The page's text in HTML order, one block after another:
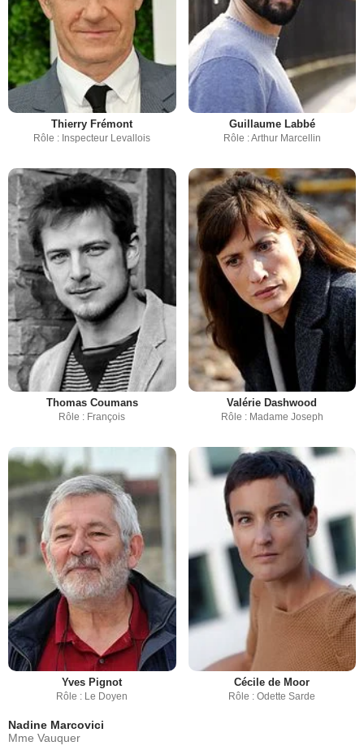
Thierry Frémont
Rôle : Inspecteur Levallois
Guillaume Labbé
Rôle : Arthur Marcellin
Thomas Coumans
Rôle : François
Valérie Dashwood
Rôle : Madame Joseph
Yves Pignot
Rôle : Le Doyen
Cécile de Moor
Rôle : Odette Sarde
Nadine Marcovici
Mme Vauquer